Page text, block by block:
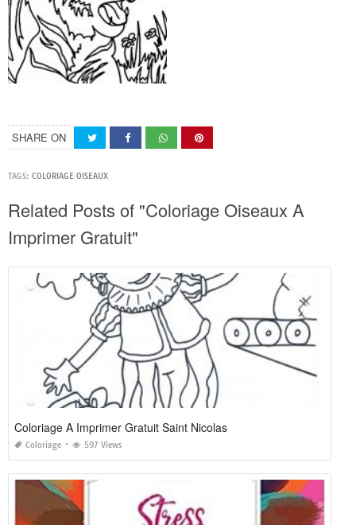
SHARE ON
TAGS: COLORIAGE OISEAUX
Related Posts of "Coloriage Oiseaux A
Imprimer Gratuit"
Coloriage A Imprimer Gratuit Saint Nicolas
Coloriage 597 Views